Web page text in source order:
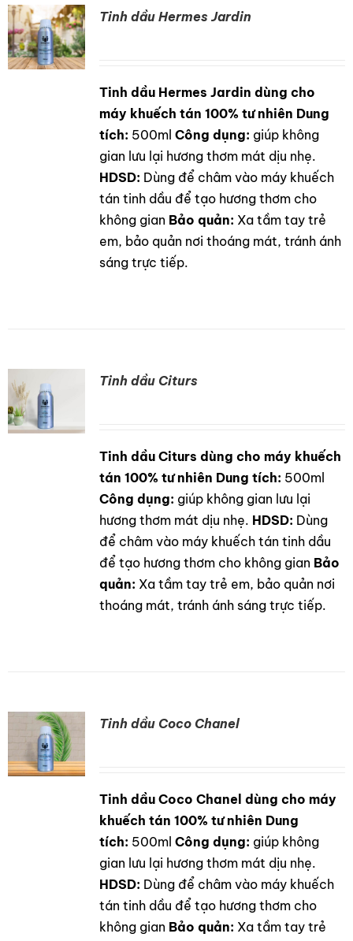
Tinh dầu Hermes Jardin
Tinh dầu Hermes Jardin dùng cho
máy khuếch tán 100% tư nhiên Dung
tích: 500ml Công dụng: giúp không
gian lưu lại hương thơm mát dịu nhẹ.
HDSD: Dùng để châm vào máy khuếch
tán tinh dầu để tạo hương thơm cho
không gian Bảo quản: Xa tầm tay trẻ
em, bảo quản nơi thoáng mát, tránh ánh
sáng trực tiếp.
Tinh dầu Citurs
Tinh dầu Citurs dùng cho máy khuếch
tán 100% tư nhiên Dung tích: 500ml
Công dụng: giúp không gian lưu lại
hương thơm mát dịu nhẹ. HDSD: Dùng
để châm vào máy khuếch tán tinh dầu
để tạo hương thơm cho không gian Bảo
quản: Xa tầm tay trẻ em, bảo quản nơi
thoáng mát, tránh ánh sáng trực tiếp.
Tinh dầu Coco Chanel
Tinh dầu Coco Chanel dùng cho máy
khuếch tán 100% tư nhiên Dung
tích: 500ml Công dụng: giúp không
gian lưu lại hương thơm mát dịu nhẹ.
HDSD: Dùng để châm vào máy khuếch
tán tinh dầu để tạo hương thơm cho
không gian Bảo quản: Xa tầm tay trẻ